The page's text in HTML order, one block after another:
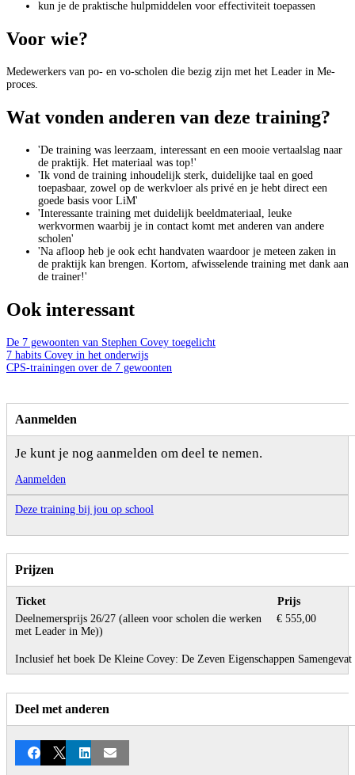
kun je de praktische hulpmiddelen voor effectiviteit toepassen
Voor wie?
Medewerkers van po- en vo-scholen die bezig zijn met het Leader in Me-
proces.
Wat vonden anderen van deze training?
'De training was leerzaam, interessant en een mooie vertaalslag naar
de praktijk. Het materiaal was top!'
'Ik vond de training inhoudelijk sterk, duidelijke taal en goed
toepasbaar, zowel op de werkvloer als privé en je hebt direct een
goede basis voor LiM'
'Interessante training met duidelijk beeldmateriaal, leuke
werkvormen waarbij je in contact komt met anderen van andere
scholen'
'Na afloop heb je ook echt handvaten waardoor je meteen zaken in
de praktijk kan brengen. Kortom, afwisselende training met dank aan
de trainer!'
Ook interessant
De 7 gewoonten van Stephen Covey toegelicht
7 habits Covey in het onderwijs
CPS-trainingen over de 7 gewoonten
Aanmelden
Je kunt je nog aanmelden om deel te nemen.
Aanmelden
Deze training bij jou op school
Prijzen
Ticket
Prijs
Deelnemersprijs 26/27 (alleen voor scholen die werken
met Leader in Me))
€ 555,00
Inclusief het boek De Kleine Covey: De Zeven Eigenschappen Samengevat
Deel met anderen
Facebook
X LinkedInE-mail